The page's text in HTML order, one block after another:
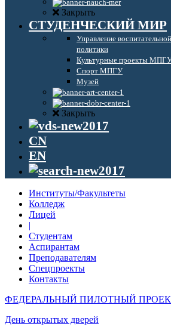
Закрыть
СТУДЕНЧЕСКИЙ МИР
Управление
политики
Культурные проекты
Спорт МПГУ
Музей
Закрыть
CN
EN
Институты/Факультеты
Колледж
Лицей
|
Студентам
Аспирантам
Преподавателям
Спецпроекты
Контакты
ФЕДЕРАЛЬНЫЙ ПИЛОТНЫЙ
День открытых дверей